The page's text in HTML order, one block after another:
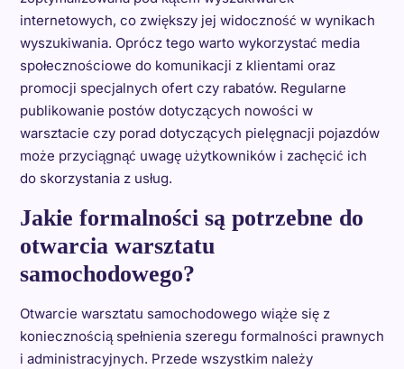
internetowych, co zwiększy jej widoczność w wynikach
wyszukiwania. Oprócz tego warto wykorzystać media
społecznościowe do komunikacji z klientami oraz
promocji specjalnych ofert czy rabatów. Regularne
publikowanie postów dotyczących nowości w
warsztacie czy porad dotyczących pielęgnacji pojazdów
może przyciągnąć uwagę użytkowników i zachęcić ich
do skorzystania z usług.
Jakie formalności są potrzebne do
otwarcia warsztatu
samochodowego?
Otwarcie warsztatu samochodowego wiąże się z
koniecznością spełnienia szeregu formalności prawnych
i administracyjnych. Przede wszystkim należy